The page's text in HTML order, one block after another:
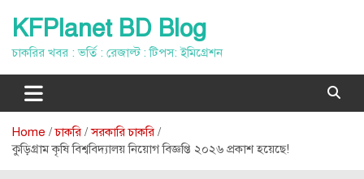
content
KFPlanet BD Blog
চাকরির খবর : ভর্তি : রেজাল্ট : টিপস: ইমিগ্রেশন
Home চাকরি
সরকারি চাকরি
কুড়িগ্রাম কৃষি বিশ্ববিদ্যালয় নিয়োগ বিজ্ঞপ্তি ২০২৬ প্রকাশ হয়েছে!